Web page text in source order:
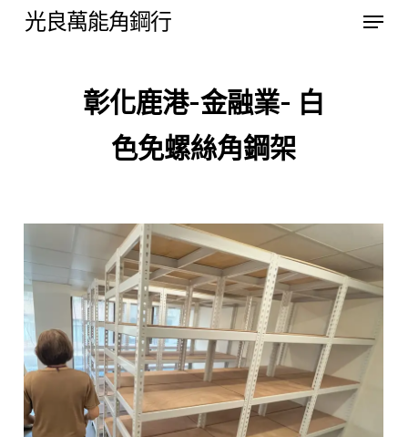
光良萬能角鋼行 Menu
彰化鹿港-金融業- 白
色免螺絲角鋼架